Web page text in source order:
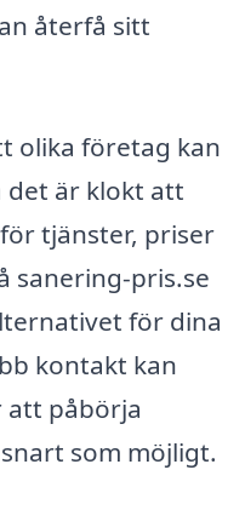
återfå sitt
olika företag kan
det är klokt att
tjänster, priser
sanering-pris.se
för dina
kontakt kan
att påbörja
som möjligt.